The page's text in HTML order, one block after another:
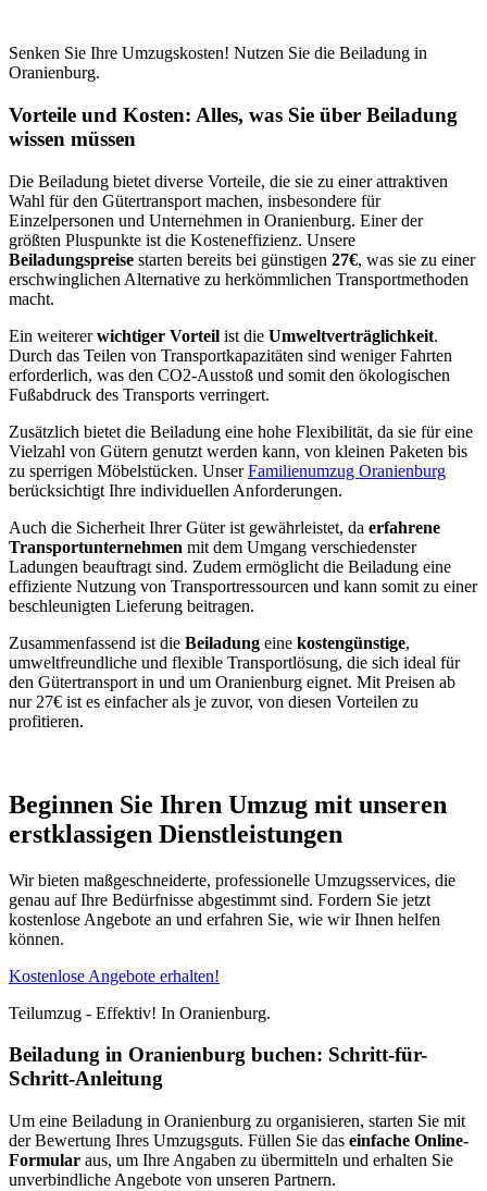
Senken Sie Ihre Umzugskosten! Nutzen Sie die Beiladung in
Oranienburg.
Vorteile und Kosten: Alles, was Sie über Beiladung
wissen müssen
Die Beiladung bietet diverse Vorteile, die sie zu einer attraktiven
Wahl für den Gütertransport machen, insbesondere für
Einzelpersonen und Unternehmen in Oranienburg. Einer der
größten Pluspunkte ist die Kosteneffizienz. Unsere
Beiladungspreise starten bereits bei günstigen 27€, was sie zu einer
erschwinglichen Alternative zu herkömmlichen Transportmethoden
macht.
Ein weitererwichtiger Vorteil ist die Umweltverträglichkeit.
Durch das Teilen von Transportkapazitäten sind weniger Fahrten
erforderlich, was den CO2-Ausstoß und somit den ökologischen
Fußabdruck des Transports verringert.
Zusätzlich bietet die Beiladung eine hohe Flexibilität, da sie für eine
Vielzahl von Gütern genutzt werden kann, von kleinen Paketen bis
zu sperrigen Möbelstücken. UnserFamilienumzug Oranienburg
berücksichtigt Ihre individuellen Anforderungen.
Auch die Sicherheit Ihrer Güter ist gewährleistet, da erfahrene
Transportunternehmen mit dem Umgang verschiedenster
Ladungen beauftragt sind. Zudem ermöglicht die Beiladung eine
effiziente Nutzung von Transportressourcen und kann somit zu einer
beschleunigten Lieferung beitragen.
Zusammenfassend ist die Beiladung eine kostengünstige,
umweltfreundliche und flexible Transportlösung, die sich ideal für
den Gütertransport in und um Oranienburg eignet. Mit Preisen ab
nur 27€ ist es einfacher als je zuvor, von diesen Vorteilen zu
profitieren.
Beginnen Sie Ihren Umzug mit unseren
erstklassigen Dienstleistungen
Wir bieten maßgeschneiderte, professionelle Umzugsservices, die
genau auf Ihre Bedürfnisse abgestimmt sind. Fordern Sie jetzt
kostenlose Angebote an und erfahren Sie, wie wir Ihnen helfen
können.
Kostenlose Angebote erhalten!
Teilumzug - Effektiv! In Oranienburg.
Beiladung in Oranienburg buchen: Schritt-für-
Schritt-Anleitung
Um eine Beiladung in Oranienburg zu organisieren, starten Sie mit
der Bewertung Ihres Umzugsguts. Füllen Sie das einfache Online-
Formular aus, um Ihre Angaben zu übermitteln und erhalten Sie
unverbindliche Angebote von unseren Partnern.